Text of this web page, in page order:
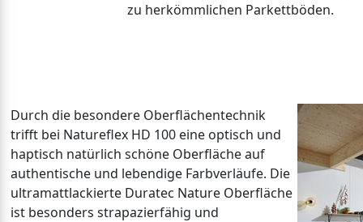
zu herkömmlichen Parkettböden.
Durch die besondere Oberflächentechnik
trifft bei Natureflex HD 100 eine optisch und
haptisch natürlich schöne Oberfläche auf
authentische und lebendige Farbverläufe. Die
ultramattlackierte Duratec Nature Oberfläche
ist besonders strapazierfähig und